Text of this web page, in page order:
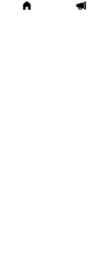
셋째, 지갑의 경우, 주소는 지